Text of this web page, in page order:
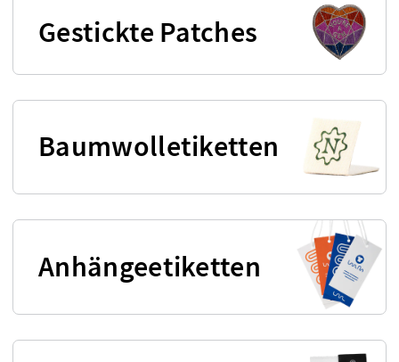
Gestickte Patches
Baumwolletiketten
Anhängeetiketten